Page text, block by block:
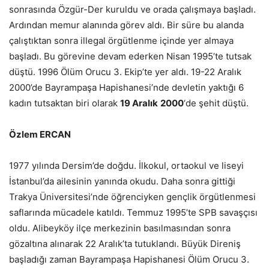
sonrasında Özgür-Der kuruldu ve orada çalışmaya başladı.
Ardından memur alanında görev aldı. Bir süre bu alanda
çalıştıktan sonra illegal örgütlenme içinde yer almaya
başladı. Bu görevine devam ederken Nisan 1995’te tutsak
düştü. 1996 Ölüm Orucu 3. Ekip’te yer aldı. 19-22 Aralık
2000’de Bayrampaşa Hapishanesi’nde devletin yaktığı 6
kadın tutsaktan biri olarak 19 Aralık 2000‘de şehit düştü.
Özlem ERCAN
1977 yılında Dersim’de doğdu. İlkokul, ortaokul ve liseyi
İstanbul’da ailesinin yanında okudu. Daha sonra gittiği
Trakya Üniversitesi’nde öğrenciyken gençlik örgütlenmesi
saflarında mücadele katıldı. Temmuz 1995’te SPB savaşçısı
oldu. Alibeyköy ilçe merkezinin basılmasından sonra
gözaltına alınarak 22 Aralık’ta tutuklandı. Büyük Direniş
başladığı zaman Bayrampaşa Hapishanesi Ölüm Orucu 3.